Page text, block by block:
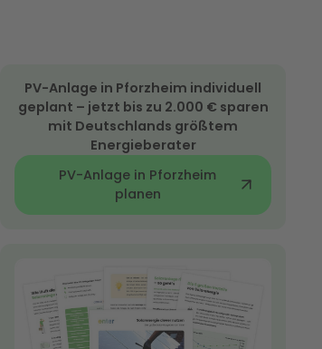
PV-Anlage in Pforzheim individuell
geplant – jetzt bis zu 2.000 € sparen
mit Deutschlands größtem
Energieberater
PV-Anlage in Pforzheim
planen